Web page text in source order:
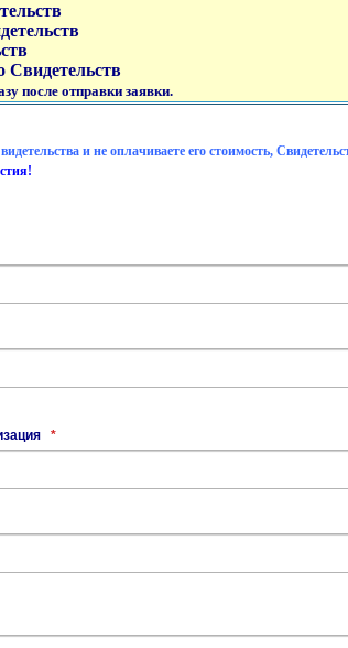
Свидетельств
после отправки заявки.
и не оплачиваете его стоимость,
*